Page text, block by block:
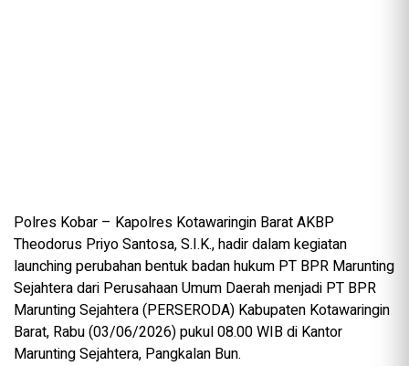
‎Polres Kobar – Kapolres Kotawaringin Barat AKBP
Theodorus Priyo Santosa, S.I.K., hadir dalam kegiatan
launching perubahan bentuk badan hukum PT BPR Marunting
Sejahtera dari Perusahaan Umum Daerah menjadi PT BPR
Marunting Sejahtera (PERSERODA) Kabupaten Kotawaringin
Barat, Rabu (03/06/2026) pukul 08.00 WIB di Kantor
Marunting Sejahtera, Pangkalan Bun.